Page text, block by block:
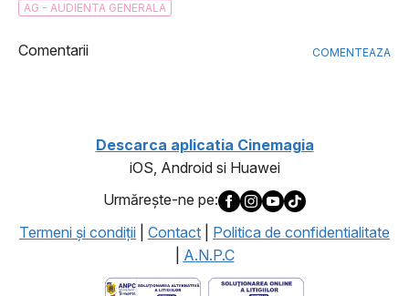
AG - AUDIENTA GENERALA
Comentarii COMENTEAZA
Descarca aplicatia Cinemagia
iOS, Android si Huawei
Urmăreşte-ne pe:
Termeni şi condiţii
Contact
Politica de confidentialitate
A.N.P.C